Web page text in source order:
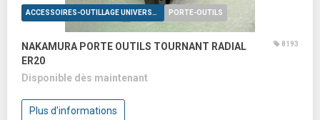
ACCESSOIRES-OUTILLAGE UNIVERSELS PORTE-OUTILS
NAKAMURA PORTE OUTILS TOURNANT RADIAL
ER20
8193
Disponible dès maintenant
Plus d'informations